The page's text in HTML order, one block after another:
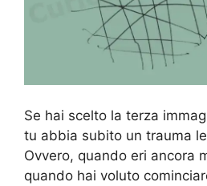
Se hai scelto la terza
tu abbia subito un trauma
Ovvero, quando eri ancora
quando hai voluto